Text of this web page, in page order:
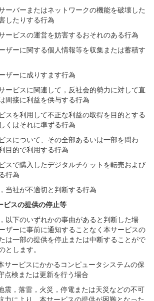
ーバーまたはネットワークの機能を破壊した
したりする行為
ービスの運営を妨害するおそれのある行為
ザーに関する個人情報等を収集または蓄積す
ザーに成りすます行為
ービスに関連して，反社会的勢力に対して直
間接に利益を供与する行為
スを利用して不正な利益の取得を目的とする
くはそれに準ずる行為
スについて、その全部あるいは一部を問わ
目的で利用する行為
スで購入したデジタルチケットを転売および
行為
当社が不適切と判断する行為
スの提供の停止等
以下のいずれかの事由があると判断した場
ザーに事前に通知することなく本サービスの
は一部の提供を停止または中断することがで
とします。
サービスにかかるコンピュータシステムの保
点検または更新を行う場合
震，落雷，火災，停電または天災などの不可